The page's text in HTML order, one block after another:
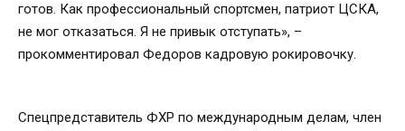
готов. Как профессиональный спортсмен, патриот ЦСКА,
не мог отказаться. Я не привык отступать», –
прокомментировал Федоров кадровую рокировочку.
Спецпредставитель ФХР по международным делам, член